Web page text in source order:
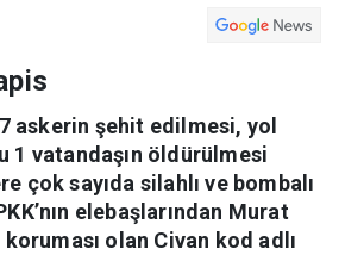
7 askerin şehit edilmesi, yol
1 vatandaşın öldürülmesi
çok sayıda silahlı ve bombalı
elebaşlarından Murat
koruması olan Civan kod adlı